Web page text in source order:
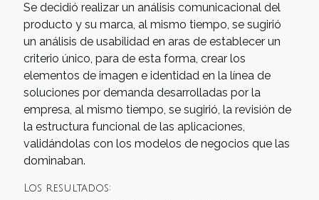
Se decidió realizar un análisis comunicacional del
producto y su marca, al mismo tiempo, se sugirió
un análisis de usabilidad en aras de establecer un
criterio único, para de esta forma, crear los
elementos de imagen e identidad en la línea de
soluciones por demanda desarrolladas por la
empresa, al mismo tiempo, se sugirió, la revisión de
la estructura funcional de las aplicaciones,
validándolas con los modelos de negocios que las
dominaban.
Los resultados: